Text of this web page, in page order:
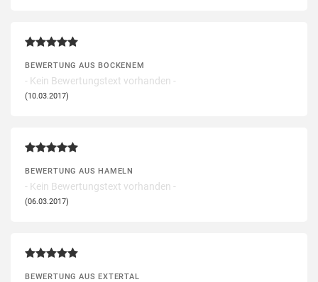
BEWERTUNG AUS BOCKENEM
- Kein Bewertungstext vorhanden -
(10.03.2017)
BEWERTUNG AUS HAMELN
- Kein Bewertungstext vorhanden -
(06.03.2017)
BEWERTUNG AUS EXTERTAL